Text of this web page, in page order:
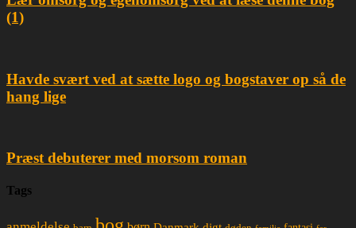
(1)
Havde svært ved at sætte logo og bogstaver op så de
hang lige
Præst debuterer med morsom roman
Tags